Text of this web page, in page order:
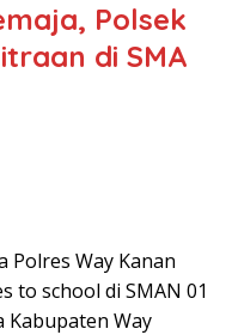
Polsek
di SMA
Polres Way Kanan
to school di SMAN 01
Kabupaten Way